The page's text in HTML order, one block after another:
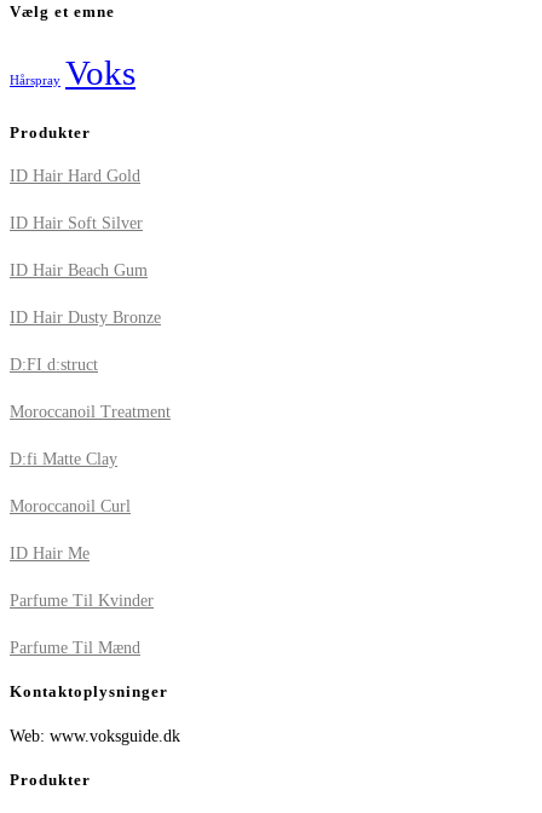
Vælg et emne
Hårspray Voks
Produkter
ID Hair Hard Gold
ID Hair Soft Silver
ID Hair Beach Gum
ID Hair Dusty Bronze
D:FI d:struct
Moroccanoil Treatment
D:fi Matte Clay
Moroccanoil Curl
ID Hair Me
Parfume Til Kvinder
Parfume Til Mænd
Kontaktoplysninger
Web: www.voksguide.dk
Produkter